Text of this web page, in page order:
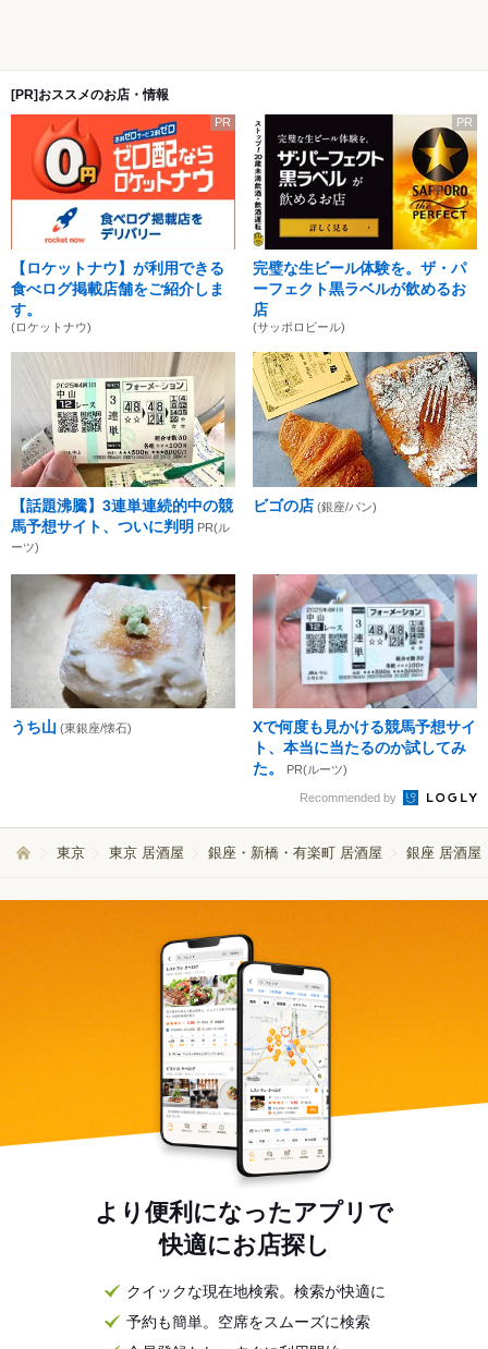
[PR]おススメのお店・情報
PR
【ロケットナウ】が利用できる
食べログ掲載店舗をご紹介しま
す。
(ロケットナウ)
PR
完璧な生ビール体験を。ザ・パ
ーフェクト黒ラベルが飲めるお
店
(サッポロビール)
【話題沸騰】3連単連続的中の競
馬予想サイト、ついに判明 PR(ル
ーツ)
ビゴの店 (銀座/パン)
うち山 (東銀座/懐石)
Xで何度も見かける競馬予想サイ
ト、本当に当たるのか試してみ
た。
PR(ルーツ)
Recommended by
東京 東京 居酒屋 銀座・新橋・有楽町 居酒屋 銀座 居酒屋
より便利になったアプリで
快適にお店探し
クイックな現在地検索。検索が快適に
予約も簡単。空席をスムーズに検索